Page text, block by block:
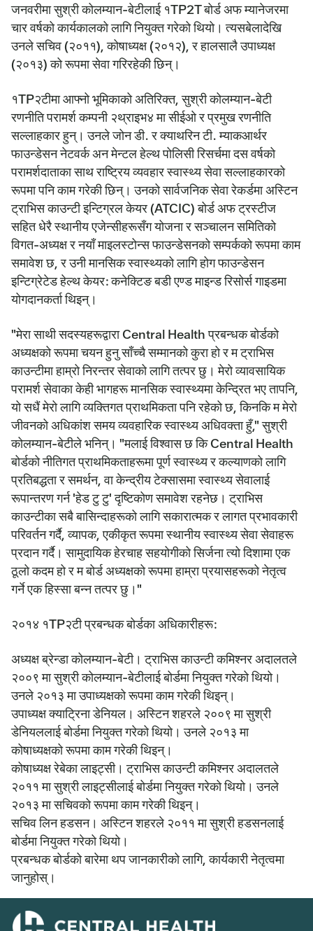
जनवरीमा सुश्री कोलम्यान-बेटीलाई १TP2T बोर्ड अफ म्यानेजरमा
चार वर्षको कार्यकालको लागि नियुक्त गरेको थियो। त्यसबेलादेखि
उनले सचिव (२०११), कोषाध्यक्ष (२०१२), र हालसालै उपाध्यक्ष
(२०१३) को रूपमा सेवा गरिरहेकी छिन्।
१TP२टीमा आफ्नो भूमिकाको अतिरिक्त, सुश्री कोलम्यान-बेटी
रणनीति परामर्श कम्पनी २थ्राइभ४ मा सीईओ र प्रमुख रणनीति
सल्लाहकार हुन्। उनले जोन डी. र क्याथरिन टी. म्याकआर्थर
फाउन्डेसन नेटवर्क अन मेन्टल हेल्थ पोलिसी रिसर्चमा दस वर्षको
परामर्शदाताका साथ राष्ट्रिय व्यवहार स्वास्थ्य सेवा सल्लाहकारको
रूपमा पनि काम गरेकी छिन्। उनको सार्वजनिक सेवा रेकर्डमा अस्टिन
ट्राभिस काउन्टी इन्टिग्रल केयर (ATCIC) बोर्ड अफ ट्रस्टीज
सहित धेरै स्थानीय एजेन्सीहरूसँग योजना र सञ्चालन समितिको
विगत-अध्यक्ष र नयाँ माइलस्टोन्स फाउन्डेसनको सम्पर्कको रूपमा काम
समावेश छ, र उनी मानसिक स्वास्थ्यको लागि होग फाउन्डेसन
इन्टिग्रेटेड हेल्थ केयर: कनेक्टिङ बडी एण्ड माइन्ड रिसोर्स गाइडमा
योगदानकर्ता थिइन्।
"मेरा साथी सदस्यहरूद्वारा Central Health प्रबन्धक बोर्डको
अध्यक्षको रूपमा चयन हुनु साँच्चै सम्मानको कुरा हो र म ट्राभिस
काउन्टीमा हाम्रो निरन्तर सेवाको लागि तत्पर छु। मेरो व्यावसायिक
परामर्श सेवाका केही भागहरू मानसिक स्वास्थ्यमा केन्द्रित भए तापनि,
यो सधैं मेरो लागि व्यक्तिगत प्राथमिकता पनि रहेको छ, किनकि म मेरो
जीवनको अधिकांश समय व्यवहारिक स्वास्थ्य अधिवक्ता हुँ," सुश्री
कोलम्यान-बेटीले भनिन्। "मलाई विश्वास छ कि Central Health
बोर्डको नीतिगत प्राथमिकताहरूमा पूर्ण स्वास्थ्य र कल्याणको लागि
प्रतिबद्धता र समर्थन, वा केन्द्रीय टेक्सासमा स्वास्थ्य सेवालाई
रूपान्तरण गर्न 'हेड टु टु' दृष्टिकोण समावेश रहनेछ। ट्राभिस
काउन्टीका सबै बासिन्दाहरूको लागि सकारात्मक र लागत प्रभावकारी
परिवर्तन गर्दै, व्यापक, एकीकृत रूपमा स्थानीय स्वास्थ्य सेवा सेवाहरू
प्रदान गर्दै। सामुदायिक हेरचाह सहयोगीको सिर्जना त्यो दिशामा एक
ठूलो कदम हो र म बोर्ड अध्यक्षको रूपमा हाम्रा प्रयासहरूको नेतृत्व
गर्ने एक हिस्सा बन्न तत्पर छु।"
२०१४ १TP२टी प्रबन्धक बोर्डका अधिकारीहरू:
अध्यक्ष ब्रेन्डा कोलम्यान-बेटी। ट्राभिस काउन्टी कमिश्नर अदालतले
२००९ मा सुश्री कोलम्यान-बेटीलाई बोर्डमा नियुक्त गरेको थियो।
उनले २०१३ मा उपाध्यक्षको रूपमा काम गरेकी थिइन्।
उपाध्यक्ष क्याट्रिना डेनियल। अस्टिन शहरले २००९ मा सुश्री
डेनियललाई बोर्डमा नियुक्त गरेको थियो। उनले २०१३ मा
कोषाध्यक्षको रूपमा काम गरेकी थिइन्।
कोषाध्यक्ष रेबेका लाइट्सी। ट्राभिस काउन्टी कमिश्नर अदालतले
२०११ मा सुश्री लाइट्सीलाई बोर्डमा नियुक्त गरेको थियो। उनले
२०१३ मा सचिवको रूपमा काम गरेकी थिइन्।
सचिव लिन हडसन। अस्टिन शहरले २०११ मा सुश्री हडसनलाई
बोर्डमा नियुक्त गरेको थियो।
प्रबन्धक बोर्डको बारेमा थप जानकारीको लागि, कार्यकारी नेतृत्वमा
जानुहोस्।